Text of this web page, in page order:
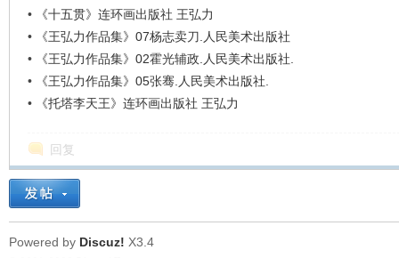
•
《十五贯》连环画出版社 王弘力
•
《王弘力作品集》07杨志卖刀.人民美术出版社
•
《王弘力作品集》02霍光辅政.人民美术出版社.
•
《王弘力作品集》05张骞.人民美术出版社.
•
《托塔李天王》连环画出版社 王弘力
回复
Powered by Discuz! X3.4